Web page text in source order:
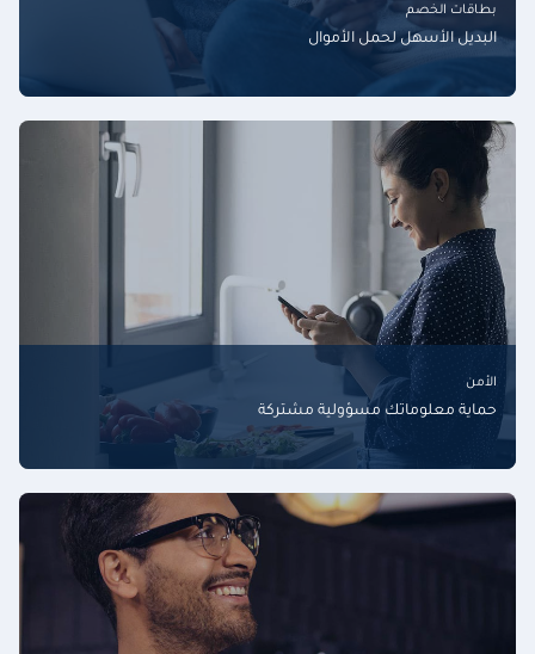
بطاقات الخصم
البديل الأسهل لحمل الأموال
الأمن
حماية معلوماتك مسؤولية مشتركة